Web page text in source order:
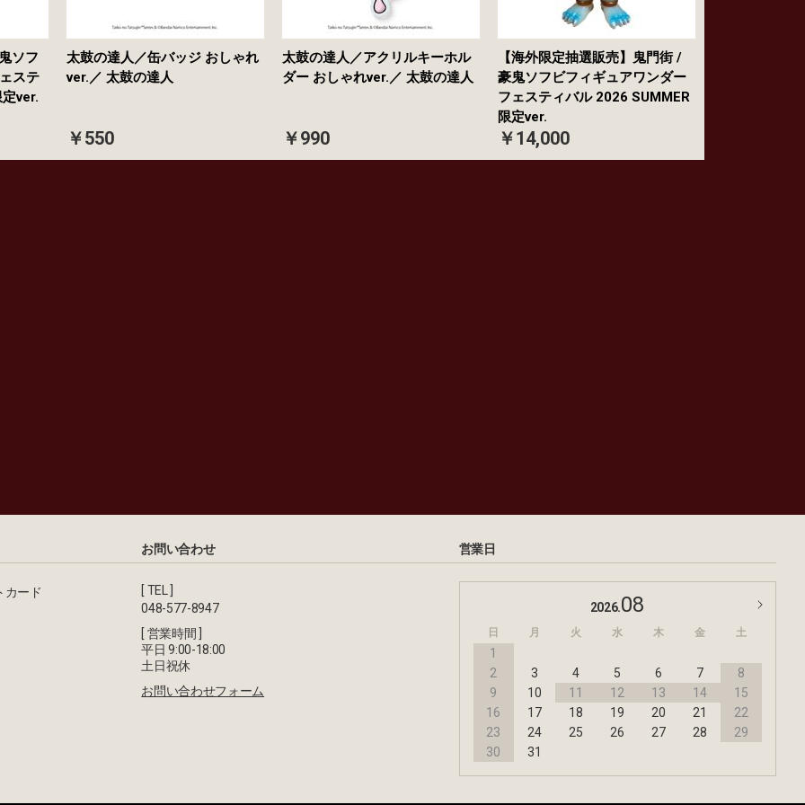
ソフ
ステ
ver.
太鼓の達人／缶バッジ おしゃれ
ver.／ 太鼓の達人
￥550
太鼓の達人／アクリルキーホル
ダー おしゃれver.／ 太鼓の達人
￥990
【海外限定抽選販売】鬼門街 /
豪鬼ソフビフィギュアワンダー
フェスティバル 2026 SUMMER
限定ver.
￥14,000
カード
お問い合わせ
[ TEL ]
048-577-8947
[ 営業時間 ]
平日 9:00-18:00
土日祝休
お問い合わせフォーム
営業日
2026.08
日 月 火 水 木 金 土
1
2
3 4 5 6 7
8
9
10 11 12 13 14
15
16
17 18 19 20 21
22
23
24 25 26 27 28
29
30
31